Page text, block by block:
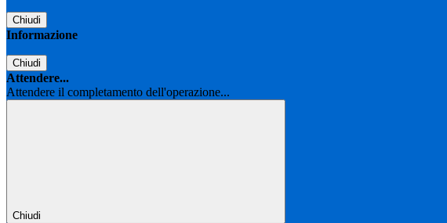
Chiudi
Informazione
Chiudi
Attendere...
Attendere il completamento dell'operazione...
Chiudi